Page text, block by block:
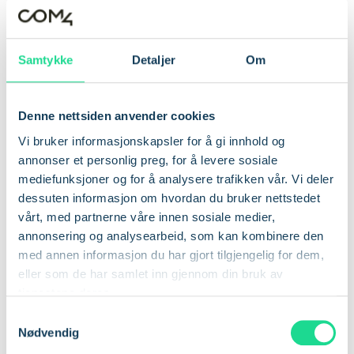
Samtykke Detaljer Om
Denne nettsiden anvender cookies
Vi bruker informasjonskapsler for å gi innhold og
annonser et personlig preg, for å levere sosiale
mediefunksjoner og for å analysere trafikken vår. Vi deler
dessuten informasjon om hvordan du bruker nettstedet
vårt, med partnerne våre innen sosiale medier,
annonsering og analysearbeid, som kan kombinere den
med annen informasjon du har gjort tilgjengelig for dem,
eller som de har samlet inn gjennom din bruk av
Nødvendig
Tabell 2: Egnethet for ulike brukstilfeller
Brukstilfelle LTE Cat-1 BIS LTE-M NB-IoT
Statisk IoT Godt egnet
egnet
egnet
Høyt databehov
Svært godt
egnet
Begrenset Lite egnet
Lavt
strømforbruk
Godt egnet
Svært
godt
egnet
Svært
egnet